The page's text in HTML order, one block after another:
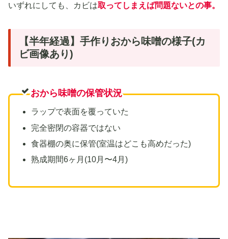
いずれにしても、カビは取ってしまえば問題ないとの事。
【半年経過】手作りおから味噌の様子(カ
ビ画像あり)
おから味噌の保管状況
ラップで表面を覆っていた
完全密閉の容器ではない
食器棚の奥に保管(室温はどこも高めだった)
熟成期間6ヶ月(10月〜4月)